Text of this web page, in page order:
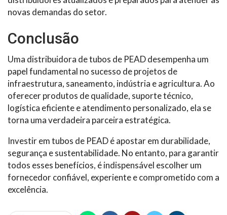
novas demandas do setor.
Conclusão
Uma distribuidora de tubos de PEAD desempenha um
papel fundamental no sucesso de projetos de
infraestrutura, saneamento, indústria e agricultura. Ao
oferecer produtos de qualidade, suporte técnico,
logística eficiente e atendimento personalizado, ela se
torna uma verdadeira parceira estratégica.
Investir em tubos de PEAD é apostar em durabilidade,
segurança e sustentabilidade. No entanto, para garantir
todos esses benefícios, é indispensável escolher um
fornecedor confiável, experiente e comprometido com a
excelência.